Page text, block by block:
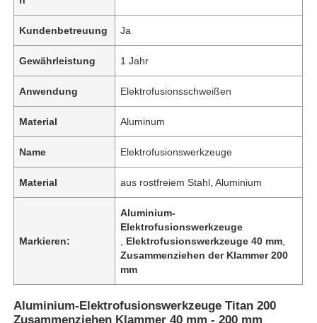
Kundenbetreuung Ja
Gewährleistung 1 Jahr
Anwendung Elektrofusionsschweißen
Material Aluminum
Name Elektrofusionswerkzeuge
Material aus rostfreiem Stahl, Aluminium
Markieren:
Aluminium-
Elektrofusionswerkzeuge
Elektrofusionswerkzeuge 40 mm
Zusammenziehen der Klammer 200
mm
Aluminium-Elektrofusionswerkzeuge Titan 200
Zusammenziehen Klammer 40 mm - 200 mm